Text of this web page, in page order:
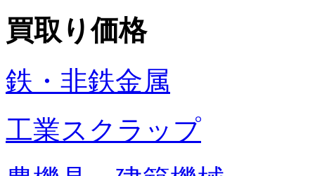
買取り価格
鉄・非鉄金属
工業スクラップ